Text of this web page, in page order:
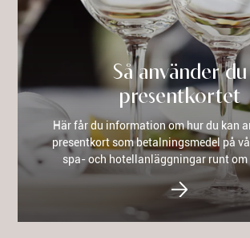
Så använder du
presentkortet
Här får du information om hur du kan
presentkort som betalningsmedel på
spa- och hotellanläggningar runt om